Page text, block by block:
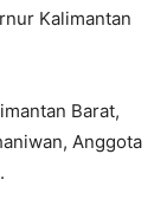
Kalimantan
Barat,
Anggota